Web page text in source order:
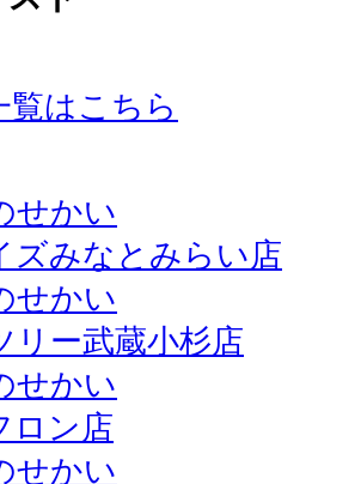
覧はこちら
せかい
ズみなとみらい店
せかい
リー武蔵小杉店
せかい
ロン店
せかい